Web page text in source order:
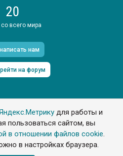
для работы и
пользоваться сайтом, вы
в отношении файлов cookie.
в настройках браузера.
20
со всего мира
написать нам
на форум
Все права защищены
сайта с обязательной
www.e-plastic.ru
сайта